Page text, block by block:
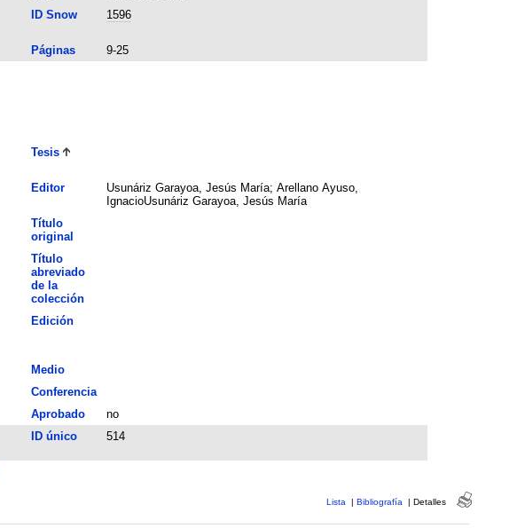
ID Snow 1596
Páginas
9-25
Tesis
Editor
Usunáriz Garayoa, Jesús María; Arellano Ayuso,
IgnacioUsunáriz Garayoa, Jesús María
Título
original
Título
abreviado
de la
colección
Edición
Medio
Conferencia
Aprobado
no
ID único 514
Lista | Bibliografía | Detalles